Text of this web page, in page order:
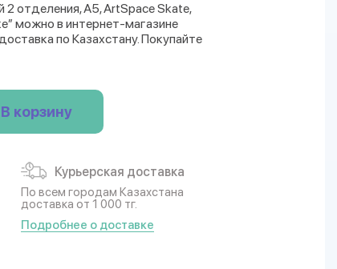
2 отделения, А5, ArtSpace Skate,
можно в интернет-магазине
по Казахстану. Покупайте
В корзину
Курьерская доставка
По всем городам Казахстана
доставка от 1 000 тг.
Подробнее о доставке